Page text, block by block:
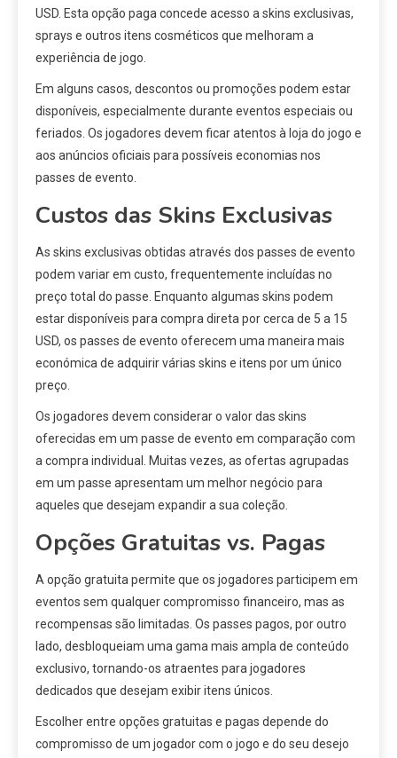
USD. Esta opção paga concede acesso a skins exclusivas,
sprays e outros itens cosméticos que melhoram a
experiência de jogo.
Em alguns casos, descontos ou promoções podem estar
disponíveis, especialmente durante eventos especiais ou
feriados. Os jogadores devem ficar atentos à loja do jogo e
aos anúncios oficiais para possíveis economias nos
passes de evento.
Custos das Skins Exclusivas
As skins exclusivas obtidas através dos passes de evento
podem variar em custo, frequentemente incluídas no
preço total do passe. Enquanto algumas skins podem
estar disponíveis para compra direta por cerca de 5 a 15
USD, os passes de evento oferecem uma maneira mais
económica de adquirir várias skins e itens por um único
preço.
Os jogadores devem considerar o valor das skins
oferecidas em um passe de evento em comparação com
a compra individual. Muitas vezes, as ofertas agrupadas
em um passe apresentam um melhor negócio para
aqueles que desejam expandir a sua coleção.
Opções Gratuitas vs. Pagas
A opção gratuita permite que os jogadores participem em
eventos sem qualquer compromisso financeiro, mas as
recompensas são limitadas. Os passes pagos, por outro
lado, desbloqueiam uma gama mais ampla de conteúdo
exclusivo, tornando-os atraentes para jogadores
dedicados que desejam exibir itens únicos.
Escolher entre opções gratuitas e pagas depende do
compromisso de um jogador com o jogo e do seu desejo